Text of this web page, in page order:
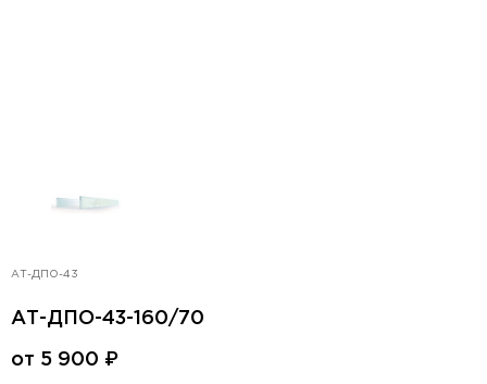
АТ-ДПО-43
АТ-ДПО-43-160/70
от 5 900 ₽